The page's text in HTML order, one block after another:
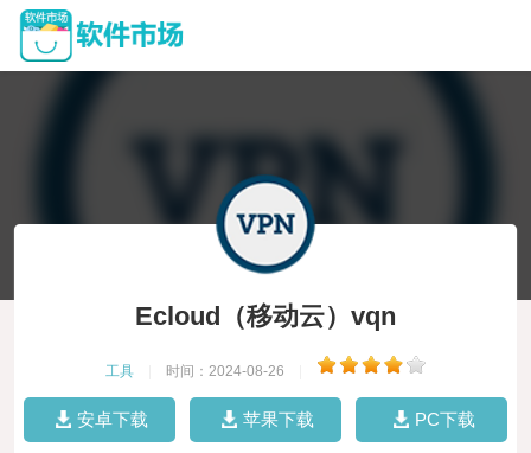
Ecloud（移动云）vqn
工具 时间：2024-08-26
安卓下载 苹果下载 PC下载